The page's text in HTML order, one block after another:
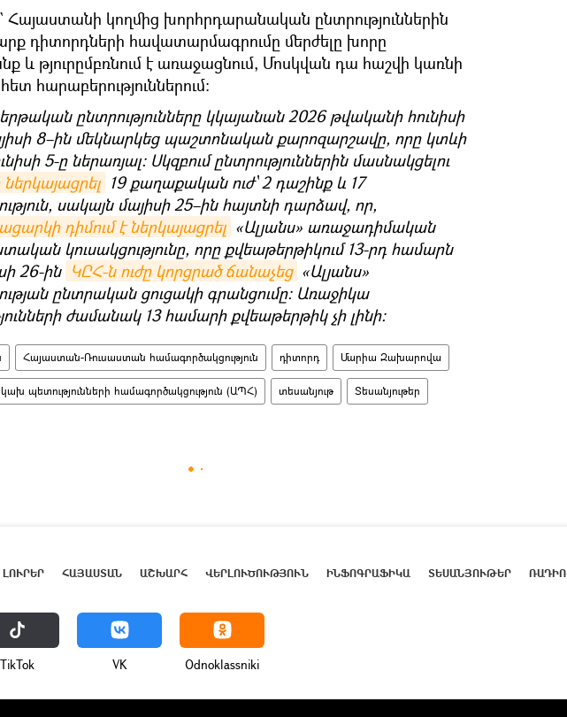
Հայաստանի կողմից խորհրդարանական ընտրություններին
դիտորդների հավատարմագրումը մերժելը խորը
և թյուրըմբռնում է առաջացնում, Մոսկվան դա հաշվի կառնի
հարաբերություններում:
ընտրությունները կկայանան 2026 թվականի հունիսի
8–ին մեկնարկեց պաշտոնական քարոզարշավը, որը կտևի
5-ը ներառյալ։ Սկզբում ընտրություններին մասնակցելու
19 քաղաքական ուժ՝ 2 դաշինք և 17
սակայն մայիսի 25–ին հայտնի դարձավ, որ,
դիմում է ներկայացրել «Ալյանս» առաջադիմական
կուսակցությունը, որը քվեաթերթիկում 13-րդ համարն
26-ին ԿԸՀ-ն ուժը կորցրած ճանաչեց «Ալյանս»
ընտրական ցուցակի գրանցումը։ Առաջիկա
ժամանակ 13 համարի քվեաթերթիկ չի լինի։
Հայաստան-Ռուսաստան համագործակցություն դիտորդ Մարիա Զախարովա
պետությունների համագործակցություն (ԱՊՀ) տեսանյութ Տեսանյութեր
ԼՈՒՐԵՐ ՀԱՅԱՍՏԱՆ ԱՇԽԱՐՀ ՎԵՐԼՈՒԾՈՒԹՅՈՒՆ ԻՆՖՈԳՐԱՖԻԿԱ ՏԵՍԱՆՅՈՒԹԵՐ ՌԱԴԻՈ
ТikТоk VK Odnoklassniki